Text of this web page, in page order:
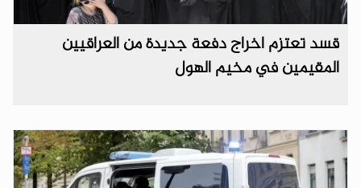
قسد تعتزم اخراج دفعة جديدة من العراقيين
المقيمين في مخيم الهول